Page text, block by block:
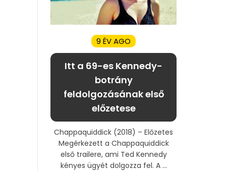
9 ÉV AGO
Itt a 69-es Kennedy-
botrány
feldolgozásának első
előzetese
Chappaquiddick (2018) – Előzetes
Megérkezett a Chappaquiddick
első trailere, ami Ted Kennedy
kényes ügyét dolgozza fel. A ...